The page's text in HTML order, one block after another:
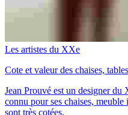
Les artistes du XXe
Cote et valeur des chaises,
Jean Prouvé est un designer
connu pour ses chaises,
sont très cotées.